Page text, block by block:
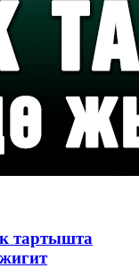
тартышта